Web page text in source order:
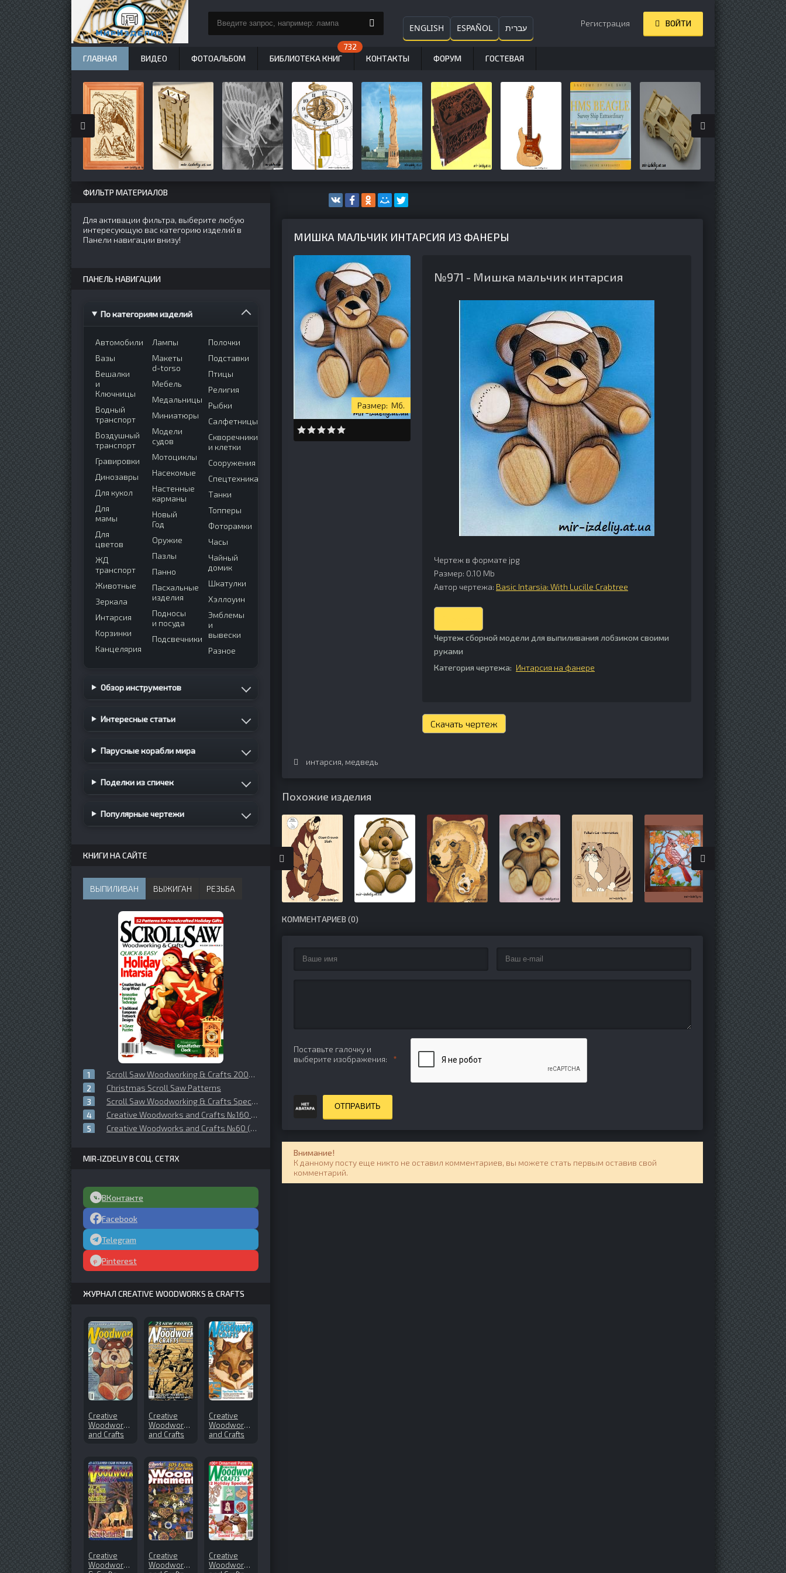
МИШКА МАЛЬЧИК ИНТАРСИЯ ИЗ ФАНЕРЫ
Мб.
№971 - Мишка мальчик интарсия
Чертеж в формате jpg
Размер: 0.10 Mb
Автор чертежа: Basic Intarsia: With Lucille Crabtree
Чертеж сборной модели для выпиливания лобзиком своими
руками
Категория чертежа: Интарсия на фанере
Скачать чертеж
интарсия, медведь
Похожие изделия
КОММЕНТАРИЕВ (0)
Поставьте галочку и
выберите изображения:
ОТПРАВИТЬ
Внимание!
К данному посту еще никто не оставил комментариев, вы можете стать первым оставив свой
комментарий.
ФИЛЬТР МАТЕРИАЛОВ
Для активации фильтра, выберите любую
интересующую вас категорию изделий в
Панели навигации внизу!
ПАНЕЛЬ НАВИГАЦИИ
По категориям изделий
Автомобили
Вазы
Вешалки
и
Ключницы
Водный
транспорт
Воздушный
транспорт
Гравировки
Динозавры
Для кукол
Для
мамы
Для
цветов
ЖД
транспорт
Животные
Зеркала
Интарсия
Корзинки
Канцелярия
Лампы
Макеты
d-torso
Мебель
Медальницы
Миниатюры
Модели
судов
Мотоциклы
Насекомые
Настенные
карманы
Новый
Год
Оружие
Пазлы
Панно
Пасхальные
изделия
Подносы
и посуда
Подсвечники
Полочки
Подставки
Птицы
Религия
Рыбки
Салфетницы
Скворечники
и клетки
Сооружения
Спецтехника
Танки
Топперы
Фоторамки
Часы
Чайный
домик
Шкатулки
Хэллоуин
Эмблемы
и
вывески
Разное
Обзор инструментов
Интересные статьи
Парусные корабли мира
Поделки из спичек
Популярные чертежи
КНИГИ НА САЙТЕ
ВЫПИЛИВАН ВЫЖИГАН РЕЗЬБА
Scroll Saw Woodworking & Crafts 2006 №025 Holiday
Christmas Scroll Saw Patterns
Scroll Saw Woodworking & Crafts Special Publication 2012 Boxes
Creative Woodworks and Crafts №160 (2011-11)
Creative Woodworks and Crafts №60 (1998-11)
MIR-IZDELIY В СОЦ. СЕТЯХ
ВКонтакте
Facebook
Telegram
Pinterest
ЖУРНАЛ CREATIVE WOODWORKS & CRAFTS
Creative
Woodworks
and Crafts
Creative
Woodworks
and Crafts
Creative
Woodworks
and Crafts
Creative
Woodworks
Creative
Woodworks
Creative
Woodworks
ENGLISH ESPAÑOL עברית Регистрация ВОЙТИ
ГЛАВНАЯ ВИДЕО ФОТОАЛЬБОМ БИБЛИОТЕКА КНИГ КОНТАКТЫ ФОРУМ ГОСТЕВАЯ